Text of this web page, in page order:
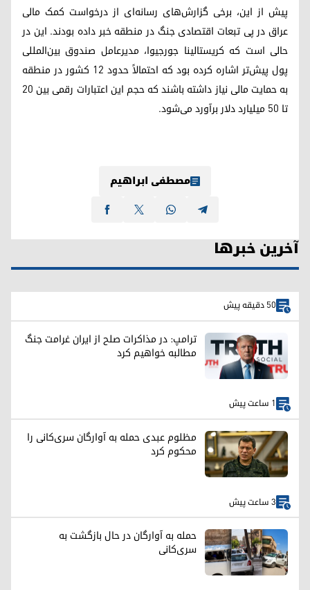
پیش از این، برخی گزارش‌های رسانه‌ای از درخواست کمک مالی
عراق در پی تبعات اقتصادی جنگ در منطقه خبر داده بودند. این در
حالی است که کریستالینا جورجیوا، مدیرعامل صندوق بین‌المللی
پول پیش‌تر اشاره کرده بود که احتمالاً حدود ۱۲ کشور در منطقه
به حمایت مالی نیاز داشته باشند که حجم این اعتبارات رقمی بین ۲۰
تا ۵۰ میلیارد دلار برآورد می‌شود.
مصطفی ابراهیم
آخرین خبرها
50 دقیقه پیش
ترامپ: در مذاکرات صلح از ایران غرامت جنگ
مطالبه خواهیم کرد
1 ساعت پیش
مظلوم عبدی حمله به آوارگان سری‌کانی را
محکوم کرد
3 ساعت پیش
حمله به آوارگان در حال بازگشت به
سری‌کانی